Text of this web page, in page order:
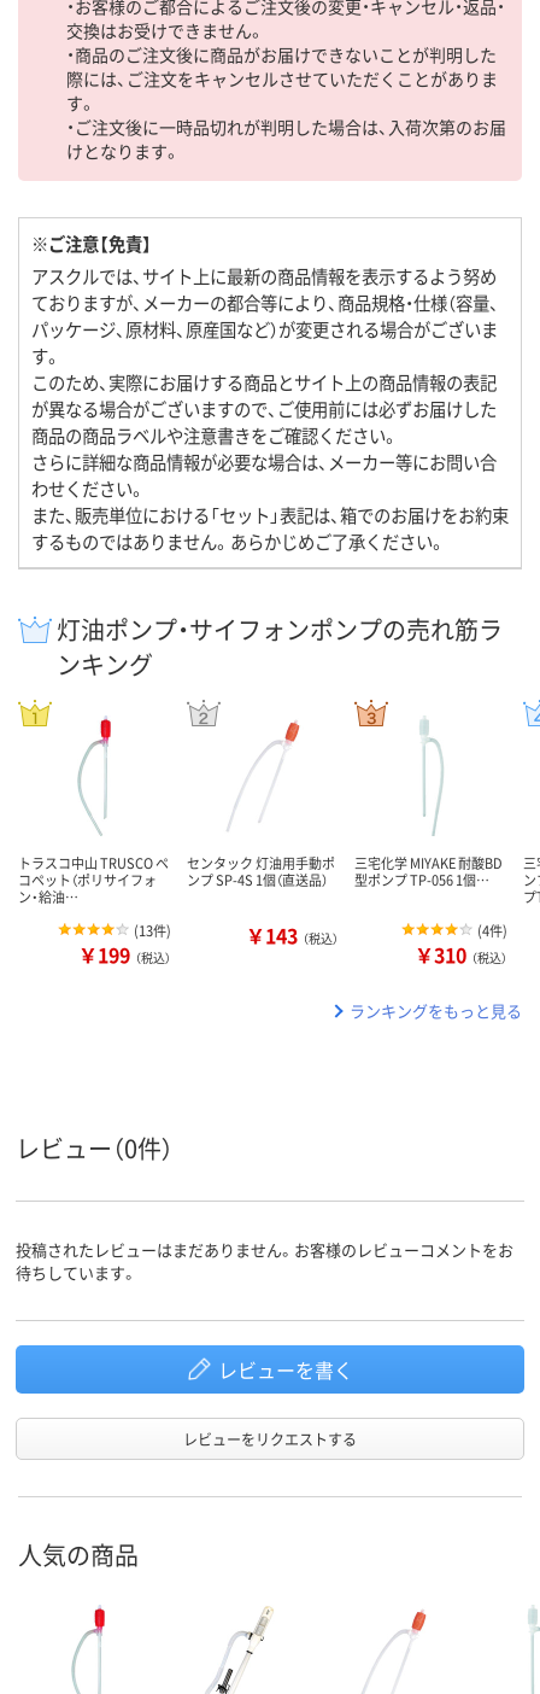
・お客様のご都合によるご注文後の変更・キャンセル・返品・
交換はお受けできません。
・商品のご注文後に商品がお届けできないことが判明した
際には、ご注文をキャンセルさせていただくことがありま
す。
・ご注文後に一時品切れが判明した場合は、入荷次第のお届
けとなります。
※ご注意【免責】
アスクルでは、サイト上に最新の商品情報を表示するよう努め
ておりますが、メーカーの都合等により、商品規格・仕様（容量、
パッケージ、原材料、原産国など）が変更される場合がございま
す。
このため、実際にお届けする商品とサイト上の商品情報の表記
が異なる場合がございますので、ご使用前には必ずお届けした
商品の商品ラベルや注意書きをご確認ください。
さらに詳細な商品情報が必要な場合は、メーカー等にお問い合
わせください。
また、販売単位における「セット」表記は、箱でのお届けをお約束
するものではありません。あらかじめご了承ください。
灯油ポンプ・サイフォンポンプの売れ筋ラ
ンキング
トラスコ中山 TRUSCO ペ
コペット（ポリサイフォ
ン・給油…
(13件)
￥199 （税込）
センタック 灯油用手動ポ
ンプ SP-4S 1個（直送品）
￥143 （税込）
三宅化学 MIYAKE 耐酸BD
型ポンプ TP-056 1個…
(4件)
￥310 （税込）
ランキングをもっと見る
レビュー（0件）
投稿されたレビューはまだありません。お客様のレビューコメントをお
待ちしています。
レビューを書く
レビューをリクエストする
人気の商品